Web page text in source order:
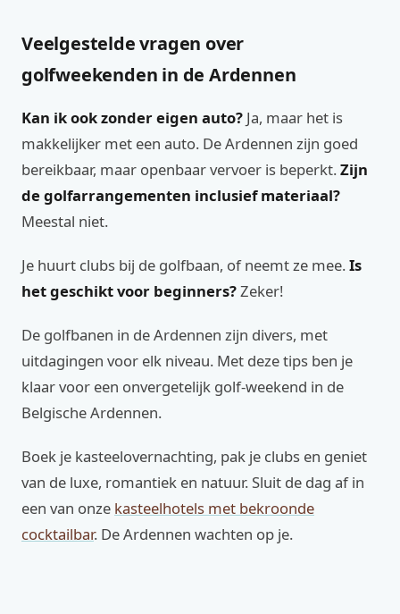
Veelgestelde vragen over
golfweekenden in de Ardennen
Kan ik ook zonder eigen auto? Ja, maar het is
makkelijker met een auto. De Ardennen zijn goed
bereikbaar, maar openbaar vervoer is beperkt.Zijn
de golfarrangementen inclusief materiaal?
Meestal niet.
Je huurt clubs bij de golfbaan, of neemt ze mee.Is
het geschikt voor beginners?Zeker!
De golfbanen in de Ardennen zijn divers, met
uitdagingen voor elk niveau. Met deze tips ben je
klaar voor een onvergetelijk golf-weekend in de
Belgische Ardennen.
Boek je kasteelovernachting, pak je clubs en geniet
van de luxe, romantiek en natuur. Sluit de dag af in
een van onze kasteelhotels met bekroonde
cocktailbar. De Ardennen wachten op je.